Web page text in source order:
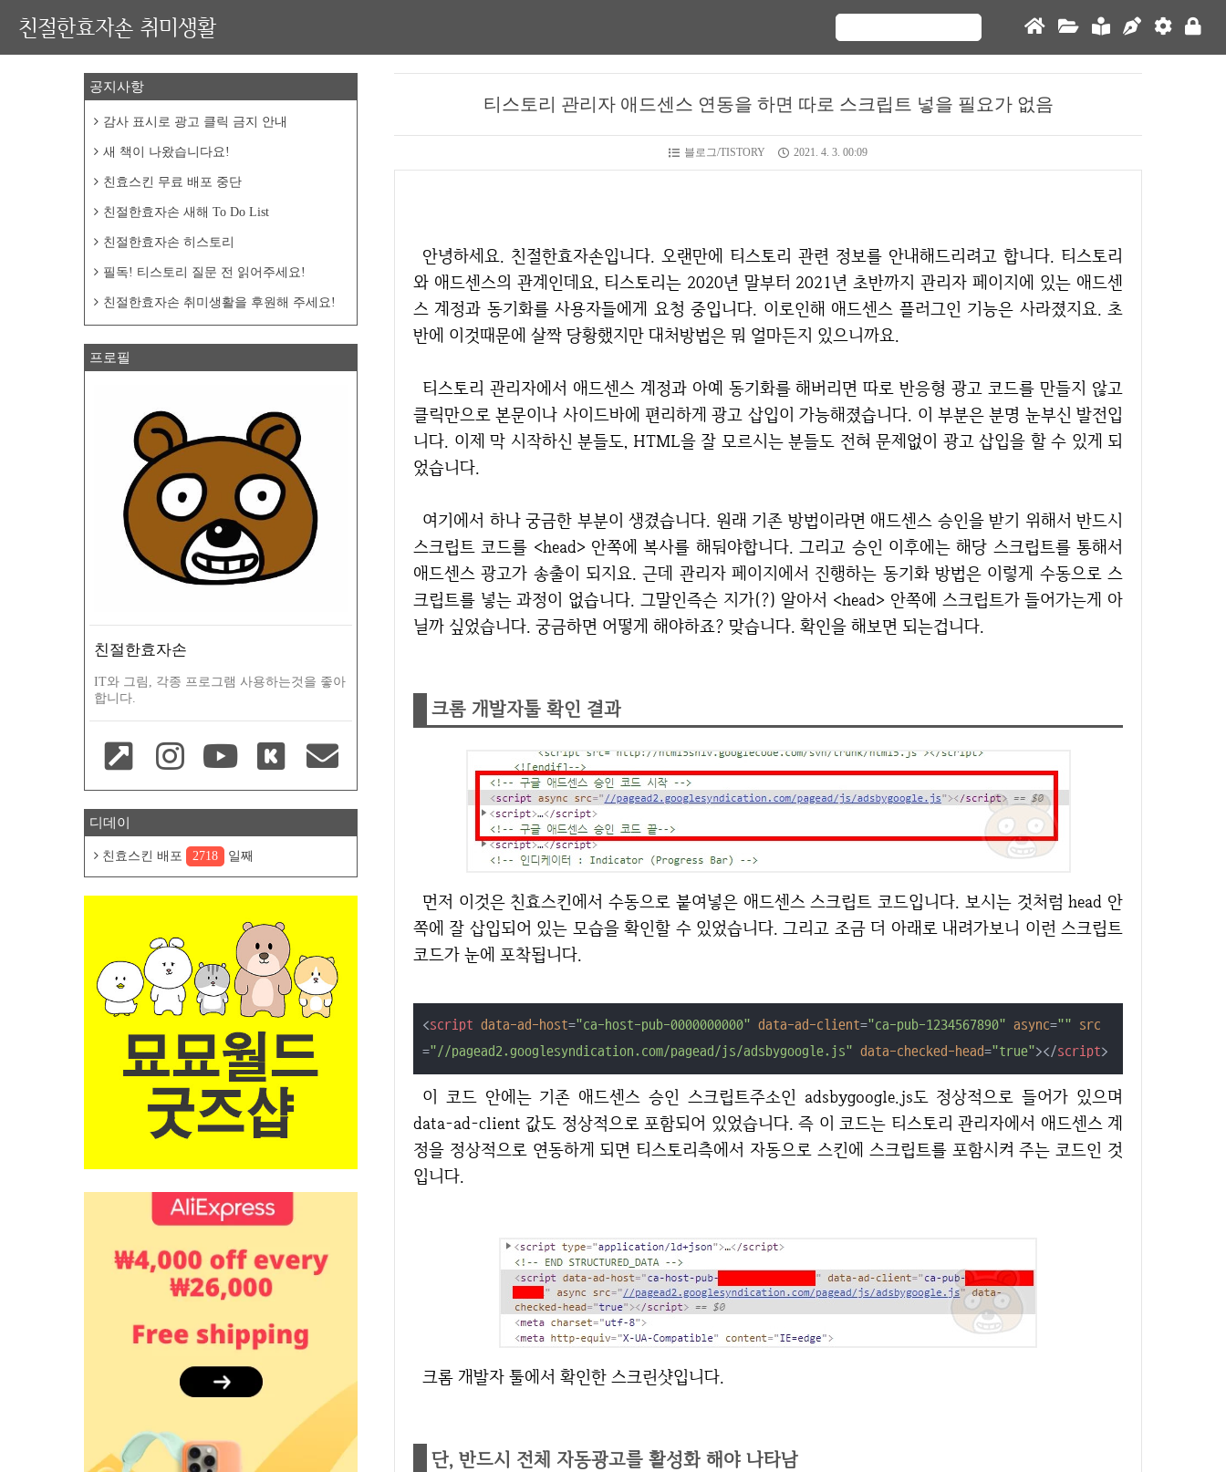
친절한효자손 취미생활
티스토리 관리자 애드센스 연동을 하면 따로 스크립트 넣을 필요가 없음
블로그/TISTORY 2021. 4. 3. 00:09
안녕하세요. 친절한효자손입니다. 오랜만에 티스토리 관련 정보를 안내해드리려고 합니다. 티스토리
와 애드센스의 관계인데요, 티스토리는 2020년 말부터 2021년 초반까지 관리자 페이지에 있는 애드센
스 계정과 동기화를 사용자들에게 요청 중입니다. 이로인해 애드센스 플러그인 기능은 사라졌지요. 초
반에 이것때문에 살짝 당황했지만 대처방법은 뭐 얼마든지 있으니까요.
티스토리 관리자에서 애드센스 계정과 아예 동기화를 해버리면 따로 반응형 광고 코드를 만들지 않고
클릭만으로 본문이나 사이드바에 편리하게 광고 삽입이 가능해졌습니다. 이 부분은 분명 눈부신 발전입
니다. 이제 막 시작하신 분들도, HTML을 잘 모르시는 분들도 전혀 문제없이 광고 삽입을 할 수 있게 되
었습니다.
여기에서 하나 궁금한 부분이 생겼습니다. 원래 기존 방법이라면 애드센스 승인을 받기 위해서 반드시
스크립트 코드를 <head> 안쪽에 복사를 해둬야합니다. 그리고 승인 이후에는 해당 스크립트를 통해서
애드센스 광고가 송출이 되지요. 근데 관리자 페이지에서 진행하는 동기화 방법은 이렇게 수동으로 스
크립트를 넣는 과정이 없습니다. 그말인즉슨 지가(?) 알아서 <head> 안쪽에 스크립트가 들어가는게 아
닐까 싶었습니다. 궁금하면 어떻게 해야하죠? 맞습니다. 확인을 해보면 되는겁니다.
크롬 개발자툴 확인 결과
먼저 이것은 친효스킨에서 수동으로 붙여넣은 애드센스 스크립트 코드입니다. 보시는 것처럼 head 안
쪽에 잘 삽입되어 있는 모습을 확인할 수 있었습니다. 그리고 조금 더 아래로 내려가보니 이런 스크립트
코드가 눈에 포착됩니다.
<script data-ad-host="ca-host-pub-0000000000" data-ad-client="ca-pub-1234567890" async="" src
="//pagead2.googlesyndication.com/pagead/js/adsbygoogle.js" data-checked-head="true"></script>
이 코드 안에는 기존 애드센스 승인 스크립트주소인 adsbygoogle.js도 정상적으로 들어가 있으며
data-ad-client 값도 정상적으로 포함되어 있었습니다. 즉 이 코드는 티스토리 관리자에서 애드센스 계
정을 정상적으로 연동하게 되면 티스토리측에서 자동으로 스킨에 스크립트를 포함시켜 주는 코드인 것
입니다.
크롬 개발자 툴에서 확인한 스크린샷입니다.
단, 반드시 전체 자동광고를 활성화 해야 나타남
공지사항
감사 표시로 광고 클릭 금지 안내
새 책이 나왔습니다요!
친효스킨 무료 배포 중단
친절한효자손 새해 To Do List
친절한효자손 히스토리
필독! 티스토리 질문 전 읽어주세요!
친절한효자손 취미생활을 후원해 주세요!
프로필
친절한효자손
IT와 그림, 각종 프로그램 사용하는것을 좋아
합니다.
디데이
친효스킨 배포 2718 일째